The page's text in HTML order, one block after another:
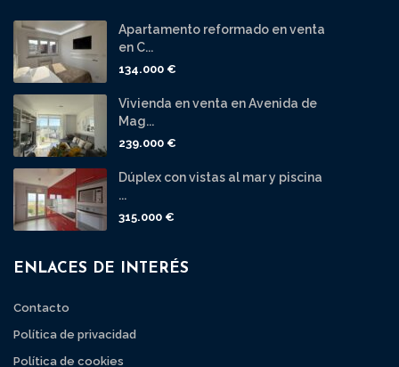
Apartamento reformado en venta
en C...
134.000 €
Vivienda en venta en Avenida de
Mag...
239.000 €
Dúplex con vistas al mar y piscina
...
315.000 €
ENLACES DE INTERÉS
Contacto
Política de privacidad
Política de cookies